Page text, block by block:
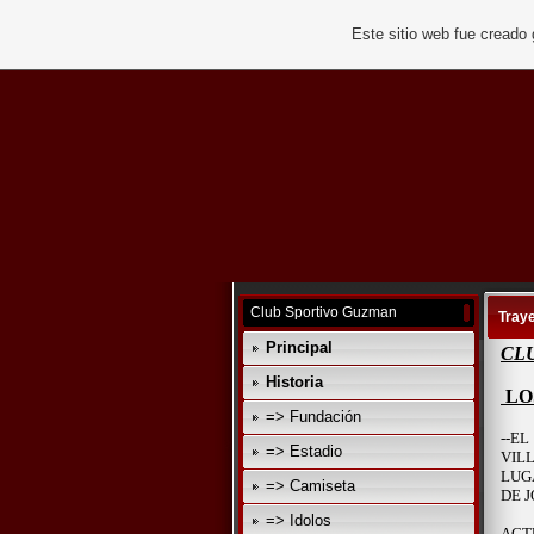
Club Sportivo Guzman
Principal
Historia
=> Fundación
=> Estadio
=> Camiseta
=> Idolos
--EL
DE
Este sitio web fue